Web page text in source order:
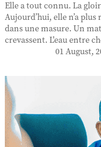
Elle a tout connu. La
Aujourd’hui, elle n’a
dans une masure. Un
crevassent. L'eau entre
01 August,